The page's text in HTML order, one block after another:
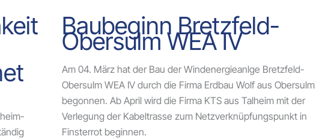
Baubeginn Bretzfeld-
Obersulm WEA IV
Am 04. März hat der Bau der Windenergieanlge Bretzfeld-
Obersulm WEA IV durch die Firma Erdbau Wolf aus Obersulm
begonnen. Ab April wird die Firma KTS aus Talheim mit der
Verlegung der Kabeltrasse zum Netzverknüpfungspunkt in
Finsterrot beginnen.